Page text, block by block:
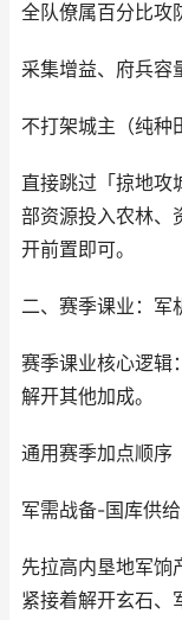
全队僚属百分比攻
采集增益、府兵容
不打架城主（纯种
直接跳过「掠地攻
部资源投入农林、
开前置即可。
二、赛季课业：军
赛季课业核心逻辑
解开其他加成。
通用赛季加点顺序
军需战备-国库供
先拉高内垦地军饷
紧接着解开玄石、